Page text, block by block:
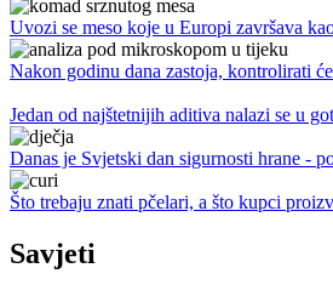
Uvozi se meso koje u Europi završava
Nakon godinu dana zastoja, kontrolirati
Jedan od najštetnijih aditiva nalazi se u
Danas je Svjetski dan sigurnosti hrane -
Što trebaju znati pčelari, a što kupci
Savjeti